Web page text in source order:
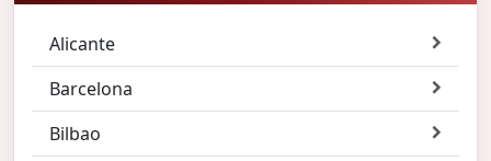
Alicante
Barcelona
Bilbao